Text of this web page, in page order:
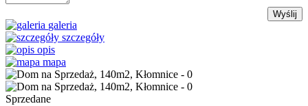
galeria
szczegóły
opis
mapa
Sprzedane